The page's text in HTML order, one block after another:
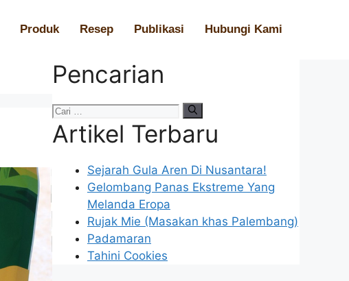
Produk Resep Publikasi Hubungi Kami
Pencarian
Artikel Terbaru
Sejarah Gula Aren Di Nusantara!
Gelombang Panas Ekstreme Yang
Melanda Eropa
Rujak Mie (Masakan khas Palembang)
Padamaran
Tahini Cookies